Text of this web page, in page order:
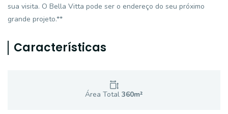
sua visita. O Bella Vitta pode ser o endereço do seu próximo
grande projeto.**
Características
Área Total 360m²